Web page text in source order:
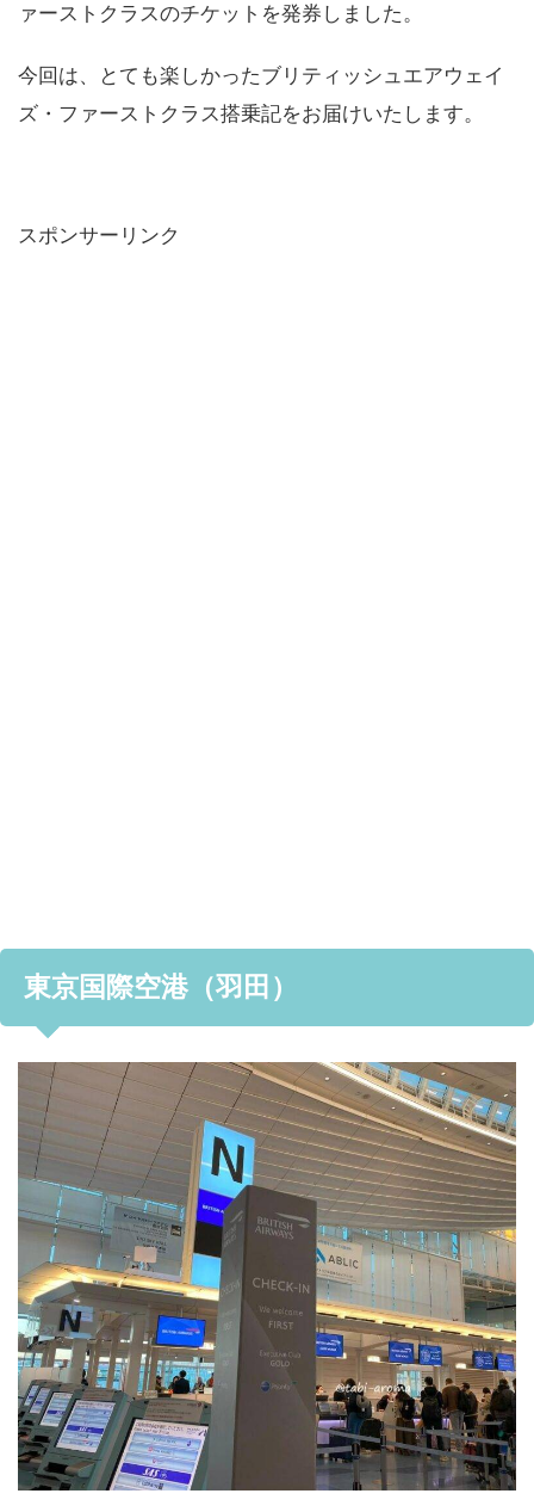
ァーストクラスのチケットを発券しました。
今回は、とても楽しかったブリティッシュエアウェイ
ズ・ファーストクラス搭乗記をお届けいたします。
スポンサーリンク
東京国際空港（羽田）